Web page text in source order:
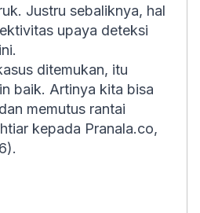
Justru sebaliknya, hal
upaya deteksi
ditemukan, itu
baik. Artinya kita bisa
memutus rantai
kepada Pranala.co,